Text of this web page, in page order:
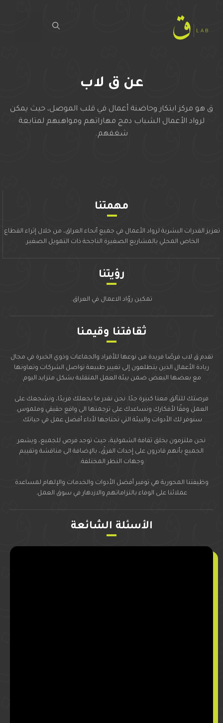
عن ق لاب
ق هو مركز ابتكار وحاضنة أعمال في قلب الموصل، حيث يمكن
لرواد الأعمال الشباب دمج مهاراتهم ومواهبهم لمتابعة
شغفهم.
مهمتنا
تعزيز القدرات البشرية لرواد الأعمال في جميع أنحاء العراق، من خلال إثراء القطاع
الخاص المحلي بالمشاريع الصغيرة الناجحة ذات التمويل الصغير.
رؤيتنا
تمكين روّاد الاعمال في العراق.
ثقافتـنا وقيمـنا
تقدم ق لاب فرصًا فريدة من نوعها للأفراد والجماعات وذوي الخبرة في مجال
ريادة الأعمال الذين يتطلعون إلى تغيير طبيعة تواصل الشركات وتعاونها
مع بعضها البعض ضمن بيئة العمل المتقلبة بشكل متزايد اليوم.
فرصتك للتألق معنا كبيرة جدًا. نحن نقدر ما يجعلك فريدًا، ونشجعك على
العمل وفقًا لأفكارك ونساعدك على ترجمتها الى واقع حقيقي وملموس.
سنوفر لك الأدوات والبيئة التي تحتاجها لأداء أفضل عمل في حياتك.
نحن ملتزمون بخلق ثقافة الشمولية، حيث توجد فرص للجميع، ويشعر
الجميع بأنهم قادرون على إحداث الفرقْ، بالإضافة الى مناقشة وتقييم
وجهات النظر المختلفة.
وظيفتنا المحورية هي توفير أفضل الأدوات والخدمات والإلهام لمساعدة
عملائنا على الوفاء بالتزاماتهم والازدهار في سوق العمل.
الأسئلة الشائعة